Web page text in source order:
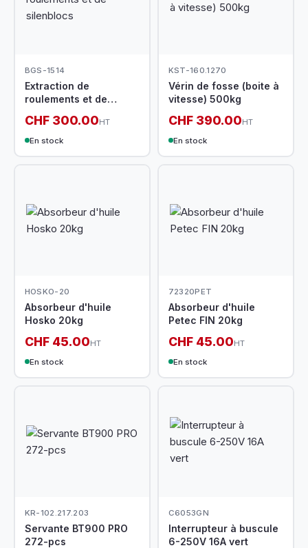
BGS-1514
Extraction de
roulements et de
CHF 300.00HT
En stock
KST-160.1270
Vérin de fosse (boite à
vitesse) 500kg
CHF 390.00HT
En stock
HOSKO-20
Absorbeur d'huile
Hosko 20kg
CHF 45.00HT
En stock
72320PET
Absorbeur d'huile
Petec FIN 20kg
CHF 45.00HT
En stock
KR-102.217.203
Servante BT900 PRO
272-pcs
C6053GN
Interrupteur à buscule
6-250V 16A vert